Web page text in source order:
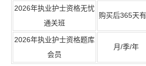
2026年执业护士资格无忧
通关班
购买后365天
2026年执业护士资格题库
会员
月/季/年